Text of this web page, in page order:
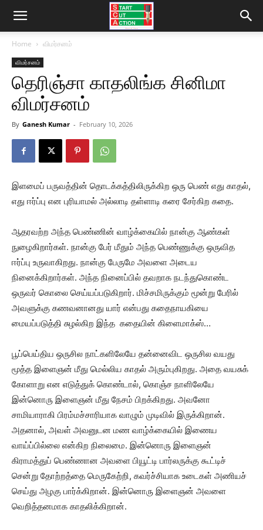
Home விமர்சனம்
விமர்சனம்
தெரிஞ்சா காதலிங்க சினிமா
விமர்சனம்
By Ganesh Kumar - February 10, 2026
இளமைப் பருவத்தின் தொடக்கத்திலிருக்கிற ஒரு பெண் எது காதல்,
எது ஈர்ப்பு என புரியாமல் அல்லாடி தள்ளாடி கரை சேர்கிற கதை.
ஆதரவற்ற அந்த பெண்ணின் வாழ்க்கையில் நான்கு ஆண்கள்
நுழைகிறார்கள். நான்கு பேர் மீதும் அந்த பெண்ணுக்கு ஒருவித
ஈர்ப்பு உருவாகிறது. நான்கு பேருமே அவளை அடைய
நினைக்கிறார்கள். அந்த நினைப்பில் தவறாக நடந்துகொண்ட
ஒருவர் கொலை செய்யப்படுகிறார். மிச்சமிருக்கும் மூன்று பேரில்
அவளுக்கு கணவனானது யார் என்பது கதைநாயகியை
மையப்படுத்தி சுழல்கிற இந்த கதையின் கிளைமாக்ஸ்…
பூப்பெய்திய ஒருசில நாட்களிலேயே தன்னைவிட ஒருசில வயது
மூத்த இளைஞன் மீது மெல்லிய காதல் அரும்புகிறது. அதை வயசுக்
கோளாறு என எடுத்துக் கொண்டால், கொஞ்ச நாளிலேயே
இன்னொரு இளைஞன் மீது நேசம் பிறக்கிறது. அவனோ
சாமியாராகி பிரம்மச்சாரியாக வாழும் முடிவில் இருக்கிறான்.
அதனால், அவள் அவனுடன மண வாழ்க்கையில் இணைய
வாய்ப்பில்லை என்கிற நிலைமை. இன்னொரு இளைஞன்
கிராமத்துப் பெண்ணான அவளை பியூட்டி பார்லருக்கு கூட்டிச்
சென்று தோற்றத்தை மெருகேற்றி, கவர்ச்சியாக உடைகள் அணியச்
செய்து அழகு பார்க்கிறான். இன்னொரு இளைஞன் அவளை
வெறித்தனமாக காதலிக்கிறான்.